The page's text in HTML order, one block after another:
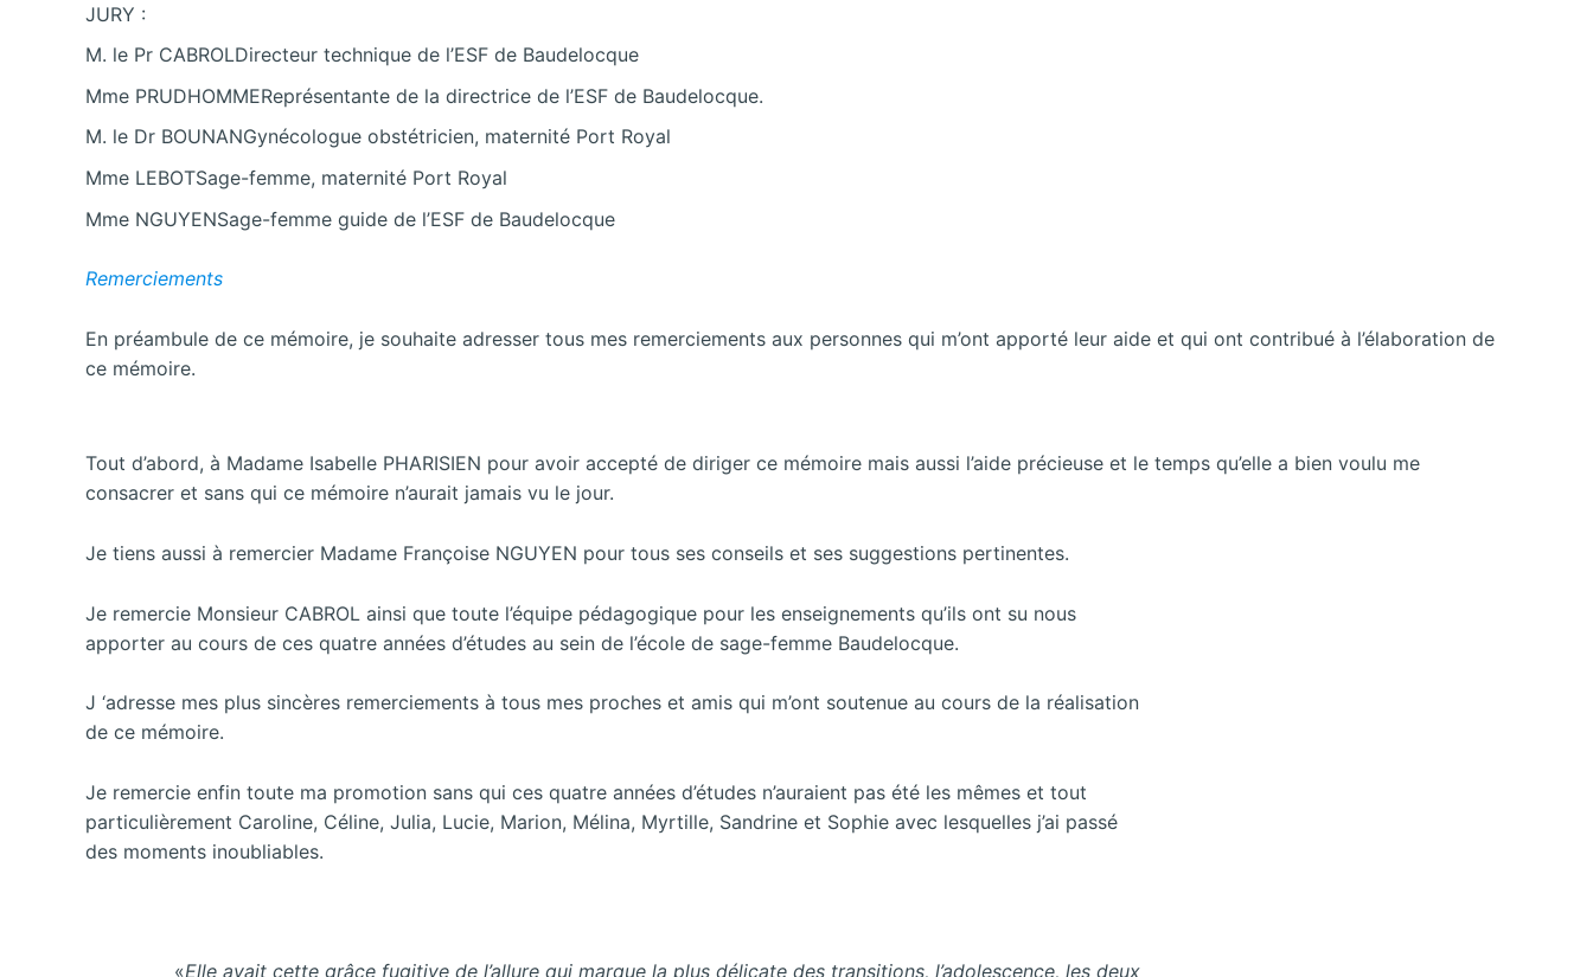
JURY :
M. le Pr CABROLDirecteur technique de l’ESF de Baudelocque
Mme PRUDHOMMEReprésentante de la directrice de l’ESF de Baudelocque.
M. le Dr BOUNANGynécologue obstétricien, maternité Port Royal
Mme LEBOTSage-femme, maternité Port Royal
Mme NGUYENSage-femme guide de l’ESF de Baudelocque
Remerciements
En préambule de ce mémoire, je souhaite adresser tous mes remerciements aux personnes qui m’ont apporté leur aide et qui ont contribué à l’élaboration de
ce mémoire.
Tout d’abord, à Madame Isabelle PHARISIEN pour avoir accepté de diriger ce mémoire mais aussi l’aide précieuse et le temps qu’elle a bien voulu me
consacrer et sans qui ce mémoire n’aurait jamais vu le jour.
Je tiens aussi à remercier Madame Françoise NGUYEN pour tous ses conseils et ses suggestions pertinentes.
Je remercie Monsieur CABROL ainsi que toute l’équipe pédagogique pour les enseignements qu’ils ont su nous
apporter au cours de ces quatre années d’études au sein de l’école de sage-femme Baudelocque.
J ‘adresse mes plus sincères remerciements à tous mes proches et amis qui m’ont soutenue au cours de la réalisation
de ce mémoire.
Je remercie enfin toute ma promotion sans qui ces quatre années d’études n’auraient pas été les mêmes et tout
particulièrement Caroline, Céline, Julia, Lucie, Marion, Mélina, Myrtille, Sandrine et Sophie avec lesquelles j’ai passé
des moments inoubliables.
«Elle avait cette grâce fugitive de l’allure qui marque la plus délicate des transitions, l’adolescence, les deux